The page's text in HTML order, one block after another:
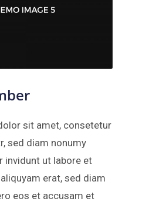
sit amet, consetetur
sed diam nonumy
invidunt ut labore et
erat, sed diam
eos et accusam et